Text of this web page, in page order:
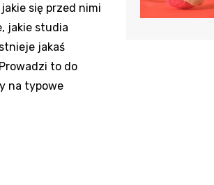
się przed nimi
jakie studia
jakaś
to do
na typowe